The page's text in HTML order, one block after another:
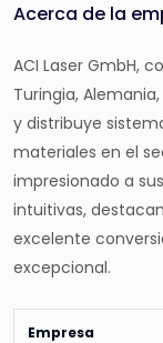
Acerca de la
ACI Laser GmbH,
Turingia,
y distribuye
materiales en el
impresionado a
intuitivas,
excelente
excepcional.
Empresa